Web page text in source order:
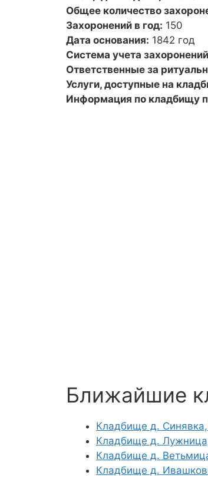
Общее количество
Захоронений в год: 150
Дата основания: 1842 год
Система учета
Ответственные за
Услуги, доступные на
Информация по кладбищу
Ближайшие
Кладбище д.
Кладбище д.
Кладбище д.
Кладбище д.